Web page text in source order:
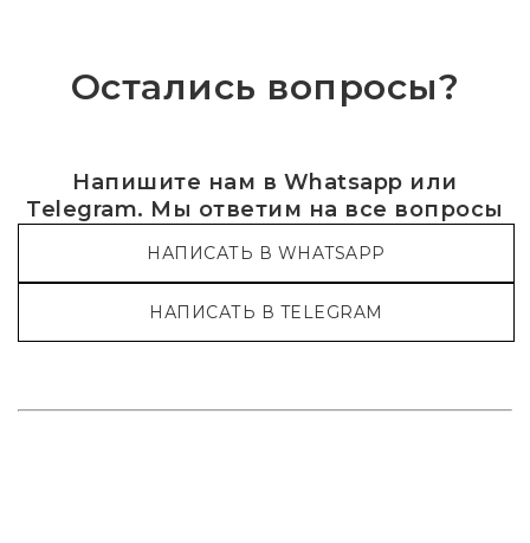
Остались вопросы?
Напишите нам в Whatsapp или
Telegram. Мы ответим на все вопросы
НАПИСАТЬ В WHATSAPP
НАПИСАТЬ В TELEGRAM